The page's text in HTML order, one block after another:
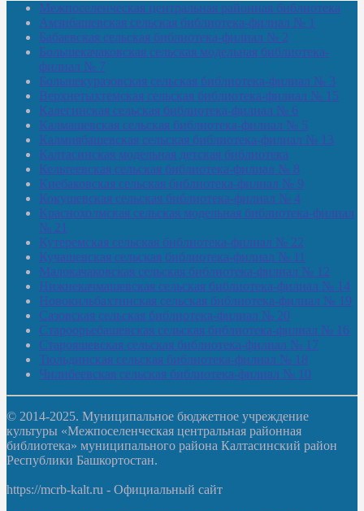
Межпоселенческая центральная районная библиотека
Амзибашевская сельская библиотека-филиал № 1
Бабаевская сельская библиотека-филиал № 2
Большекачаковская сельская модельная библиотека-
филиал № 7
Большекуразовская сельская библиотека-филиал № 3
Верхнетыхтемская сельская библиотека-филиал № 15
Калегинская сельская библиотека-филиал № 6
Калмашевская сельская библиотека-филиал № 5
Калмиябашевская сельская библиотека-филиал № 13
Калтасинская модельная детская библиотека
Кельтеевская сельская библиотека-филиал № 8
Киебаковская сельская библиотека-филиал № 9
Кокушевская сельская библиотека-филиал № 4
Краснохолмская сельская модельная библиотека-филиал
№ 21
Кутеремская сельская библиотека-филиал № 22
Кучашевская сельская библиотека-филиал № 11
Малокачаковская сельская библиотека-филиал № 12
Нижнекачмашевская сельская библиотека-филиал № 14
Новокильбахтинская сельская библиотека-филиал № 19
Сазовская сельская библиотека-филиал № 20
Староорьебашевская сельская библиотека-филиал № 16
Старояшевская сельская библиотека-филиал № 17
Тюльдинская сельская библиотека-филиал № 18
Чилибеевская сельская библиотека-филиал № 10
© 2014-2025. Муниципальное бюджетное учреждение
культуры «Межпоселенческая центральная районная
библиотека» муниципального района Калтасинский район
Республики Башкортостан.
https://mcrb-kalt.ru - Официальный сайт